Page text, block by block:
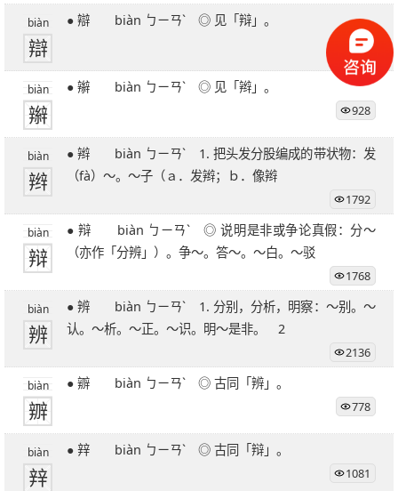
biàn
辯
● 辯 biàn ㄅㄧㄢˋ ◎ 见「辩」。
1404
biàn
辮
● 辮 biàn ㄅㄧㄢˋ ◎ 见「辫」。
928
biàn
辫
● 辫 biàn ㄅㄧㄢˋ 1. 把头发分股编成的带状物：发
（fà）～。～子（ａ．发辫；ｂ．像辫
1792
biàn
辩
● 辩 biàn ㄅㄧㄢˋ ◎ 说明是非或争论真假：分～
（亦作「分辨」）。争～。答～。～白。～驳
1768
biàn
辨
● 辨 biàn ㄅㄧㄢˋ 1. 分别，分析，明察：～别。～
认。～析。～正。～识。明～是非。 2
2136
biàn
辧
● 辧 biàn ㄅㄧㄢˋ ◎ 古同「辨」。
778
biàn
辡
● 辡 biàn ㄅㄧㄢˋ ◎ 古同「辩」。
1081